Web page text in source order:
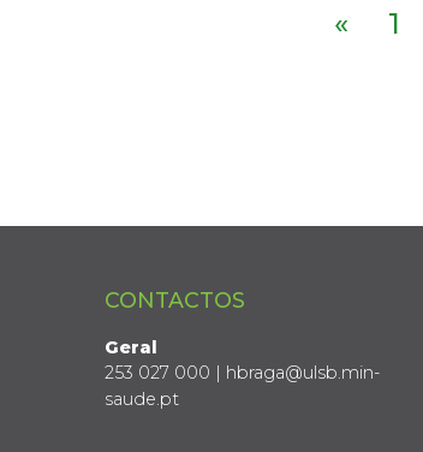
« 1
CONTACTOS
Geral
253 027 000 | hbraga@ulsb.min-
saude.pt